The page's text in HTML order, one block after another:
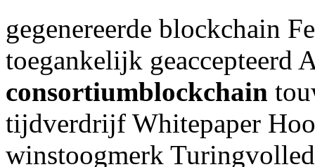
gegenereerde blockchain
toegankelijk geaccepteerd
consortiumblockchain
tijdverdrijf Whitepaper
winstoogmerk